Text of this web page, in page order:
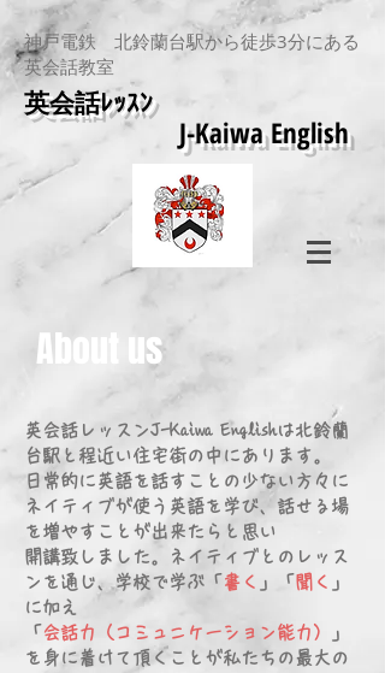
神戸電鉄 北鈴蘭台駅から徒歩3分にある
英会話教室
J-Kaiwa English
​英会話ﾚｯｽﾝ
About us
​英会話レッスンJ-Kaiwa Englishは北鈴蘭
台駅と程近い住宅街の中にあります。
日常的に英語を話すことの少ない方々に
ネイティブが使う英語を学び、話せる場
を増やすことが出来たらと思い
開講致しました。
ネイティブとのレッス
ンを通じ、学校で学ぶ「 書く 」「 聞く 」
に加え
「 会話力（コミュニケーション能力）
」
を身に着けて頂くことが私たちの最大の